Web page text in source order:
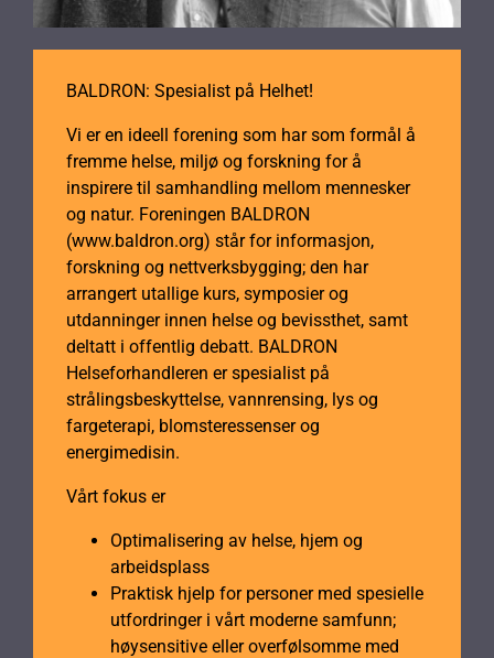
BALDRON: Spesialist på Helhet!
Vi er en ideell forening som har som formål å
fremme helse, miljø og forskning for å
inspirere til samhandling mellom mennesker
og natur. Foreningen BALDRON
(www.baldron.org) står for informasjon,
forskning og nettverksbygging; den har
arrangert utallige kurs, symposier og
utdanninger innen helse og bevissthet, samt
deltatt i offentlig debatt. BALDRON
Helseforhandleren er spesialist på
strålingsbeskyttelse, vannrensing, lys og
fargeterapi, blomsteressenser og
energimedisin.
Vårt fokus er
Optimalisering av helse, hjem og
arbeidsplass
Praktisk hjelp for personer med spesielle
utfordringer i vårt moderne samfunn;
høysensitive eller overfølsomme med